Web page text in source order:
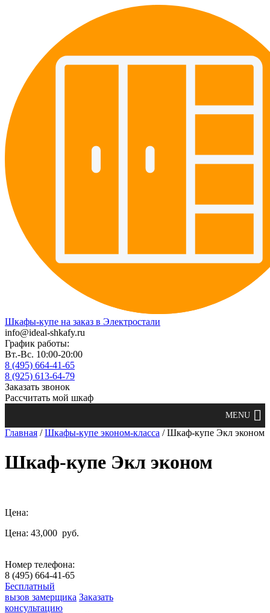
Шкафы-купе на заказ в Электростали
info@ideal-shkafy.ru
График работы:
Вт.-Вс. 10:00-20:00
8 (495) 664-41-65
8 (925) 613-64-79
Заказать звонок
Рассчитать мой шкаф
Главная /Шкафы-купе эконом-класса / Шкаф-купе Экл эконом
Шкаф-купе Экл эконом
Цена:
Цена: 43,000 руб.
Номер телефона:
8 (495) 664-41-65
Бесплатный
вызов замерщика Заказать
консультацию